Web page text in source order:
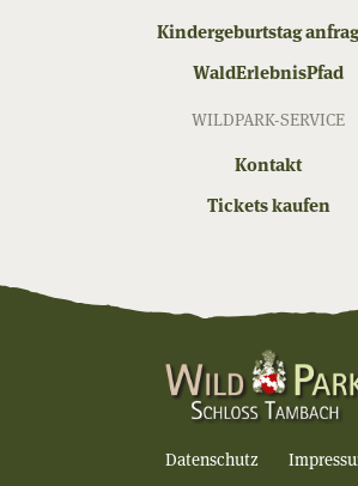
Kindergeburtstag
WaldErlebnisPfad
WILDPARK-SERVICE
Kontakt
Tickets kaufen
Datenschutz